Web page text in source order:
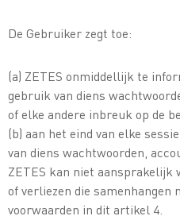
De Gebruiker zegt toe:
(a) ZETES onmiddellijk te
gebruik van diens
of elke andere inbreuk op de
(b) aan het eind van elke
van diens wachtwoorden,
ZETES kan niet aansprakelijk
of verliezen die samenhangen
voorwaarden in dit artikel 4.